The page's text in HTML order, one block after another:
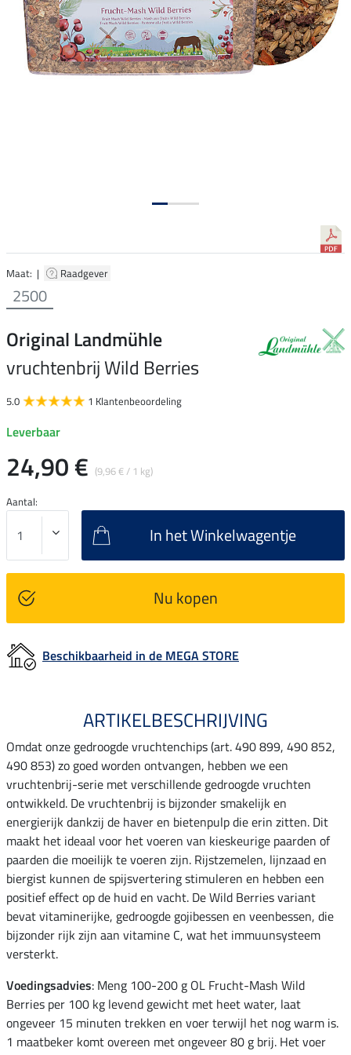
Maat: | Raadgever
2500
Original Landmühle
vruchtenbrij Wild Berries
5.0 1 Klantenbeoordeling
Leverbaar
24,90 € (9,96 € / 1 kg)
Aantal:
In het Winkelwagentje
Nu kopen
Beschikbaarheid in de MEGA STORE
ARTIKELBESCHRIJVING
Omdat onze gedroogde vruchtenchips (art. 490 899, 490 852,
490 853) zo goed worden ontvangen, hebben we een
vruchtenbrij-serie met verschillende gedroogde vruchten
ontwikkeld. De vruchtenbrij is bijzonder smakelijk en
energierijk dankzij de haver en bietenpulp die erin zitten. Dit
maakt het ideaal voor het voeren van kieskeurige paarden of
paarden die moeilijk te voeren zijn. Rijstzemelen, lijnzaad en
biergist kunnen de spijsvertering stimuleren en hebben een
positief effect op de huid en vacht. De Wild Berries variant
bevat vitaminerijke, gedroogde gojibessen en veenbessen, die
bijzonder rijk zijn aan vitamine C, wat het immuunsysteem
versterkt.
Voedingsadvies: Meng 100-200 g OL Frucht-Mash Wild
Berries per 100 kg levend gewicht met heet water, laat
ongeveer 15 minuten trekken en voer terwijl het nog warm is.
1 maatbeker komt overeen met ongeveer 80 g brij. Het voer